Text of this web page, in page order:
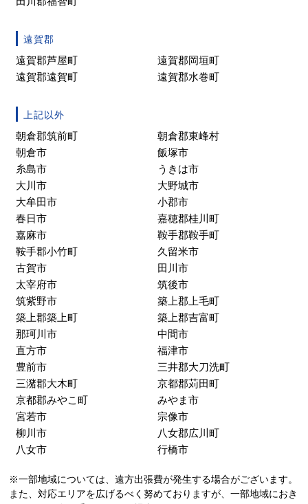
遠賀郡
遠賀郡芦屋町
遠賀郡岡垣町
遠賀郡遠賀町
遠賀郡水巻町
上記以外
朝倉郡筑前町
朝倉郡東峰村
朝倉市
飯塚市
糸島市
うきは市
大川市
大野城市
大牟田市
小郡市
春日市
嘉穂郡桂川町
嘉麻市
鞍手郡鞍手町
鞍手郡小竹町
久留米市
古賀市
田川市
太宰府市
筑後市
筑紫野市
築上郡上毛町
築上郡築上町
築上郡吉富町
那珂川市
中間市
直方市
福津市
豊前市
三井郡大刀洗町
三潴郡大木町
京都郡苅田町
京都郡みやこ町
みやま市
宮若市
宗像市
柳川市
八女郡広川町
八女市
行橋市
※一部地域については、遠方出張費が発生する場合がございます。
また、対応エリアを広げるべく努めておりますが、一部地域におき